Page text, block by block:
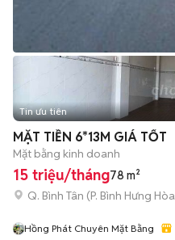
Tin ưu tiên
MẶT TIỀN 6*13M GIÁ TỐT
Mặt bằng kinh doanh
15 triệu/tháng78 m²
Q. Bình Tân (P. Bình Hưng Hòa
Hồng Phát Chuyên Mặt Bằng